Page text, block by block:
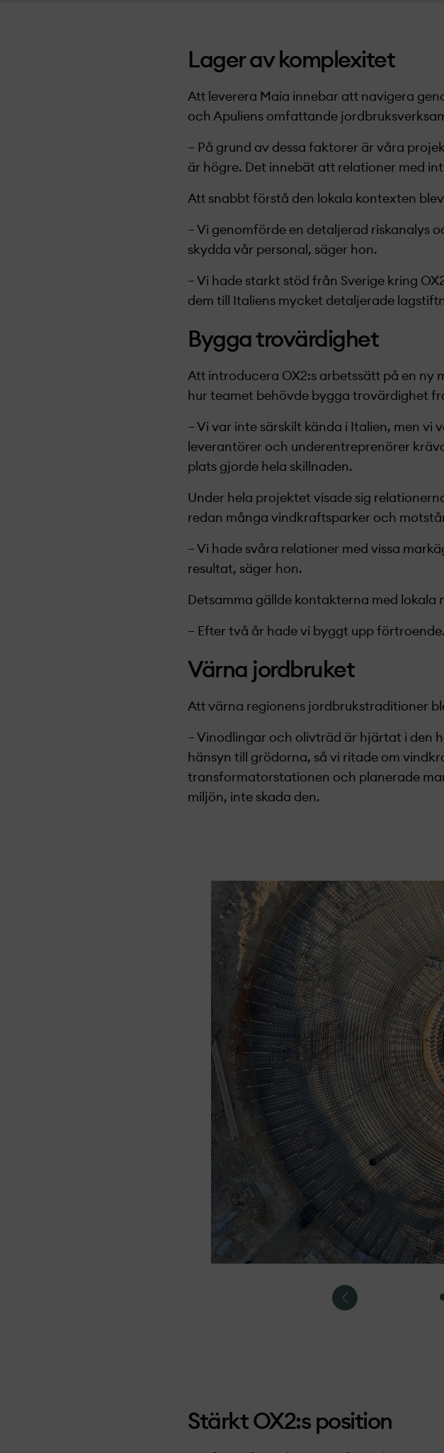
Lager av komplexitet
Att leverera Maia innebar att navigera
och Apuliens omfattande
– På grund av dessa faktorer är våra
är högre. Det innebät att relationer med
Att snabbt förstå den lokala kontexten
– Vi genomförde en detaljerad riskanalys
skydda vår personal, säger hon.
– Vi hade starkt stöd från Sverige kring
dem till Italiens mycket detaljerade
Bygga trovärdighet
Att introducera OX2:s arbetssätt på en ny
hur teamet behövde bygga trovärdighet
– Vi var inte särskilt kända i Italien, men
leverantörer och underentreprenörer
plats gjorde hela skillnaden.
Under hela projekt­­et visade sig
redan många vindkraftsparker och
– Vi hade svåra relationer med vissa
resultat, säger hon.
Detsamma gällde kontakterna med lokala
– Efter två år hade vi byggt upp förtroende.
Värna jordbruket
Att värna regionens jordbrukstraditioner
– Vinodlingar och olivträd är hjärtat i den
hänsyn till grödorna, så vi ritade om
transformatorstationen och planerade
miljön, inte skada den.
Stärkt OX2:s position